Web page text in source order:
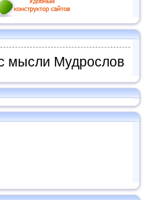
мысли Мудрослов